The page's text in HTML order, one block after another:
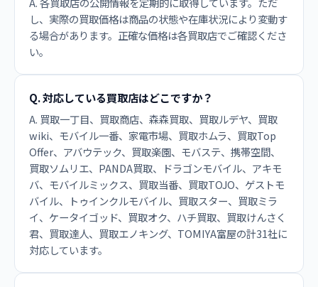
し、実際の買取価格は商品の状態や在庫状況により変動す
る場合があります。正確な価格は各買取店でご確認くださ
い。
Q. 対応している買取店はどこですか？
A. 買取一丁目、買取商店、森森買取、買取ルデヤ、買取
wiki、モバイル一番、家電市場、買取ホムラ、買取Top
Offer、アバウテック、買取楽園、モバステ、携帯空間、
買取ソムリエ、PANDA買取、ドラゴンモバイル、アキモ
バ、モバイルミックス、買取当番、買取TOJO、ゲストモ
バイル、トゥインクルモバイル、買取スター、買取ミラ
イ、ケータイゴッド、買取オク、ハチ買取、買取けんさく
君、買取達人、買取エノキング、TOMIYA富屋の計31社に
対応しています。